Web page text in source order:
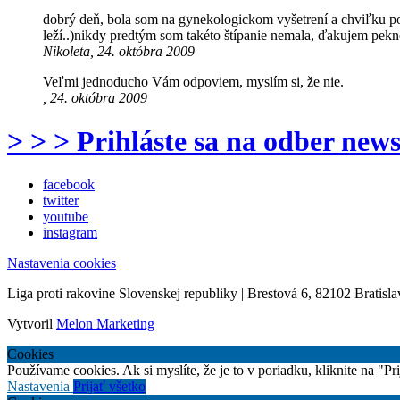
dobrý deň, bola som na gynekologickom vyšetrení a chviľku
leží..)nikdy predtým som takéto štípanie nemala, ďakujem
Nikoleta, 24. októbra 2009
Veľmi jednoducho Vám odpoviem, myslím si, že nie.
, 24. októbra 2009
> > > Prihláste sa na odber
facebook
twitter
youtube
instagram
Nastavenia cookies
Liga proti rakovine Slovenskej republiky | Brestová 6, 82102
Vytvoril Melon Marketing
Cookies
Používame cookies. Ak si myslíte, že je to v poriadku, kliknite na
Nastavenia Prijať všetko